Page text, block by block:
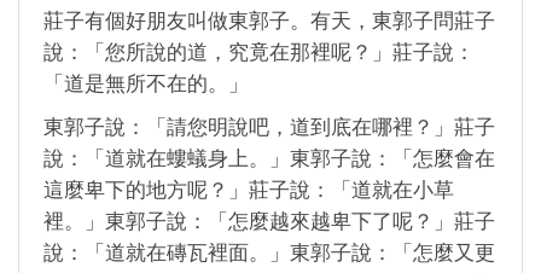
莊子有個好朋友叫做東郭子。有天，東郭子問莊子
說：「您所說的道，究竟在那裡呢？」莊子說：
「道是無所不在的。」
東郭子說：「請您明說吧，道到底在哪裡？」莊子
說：「道就在螻蟻身上。」東郭子說：「怎麼會在
這麼卑下的地方呢？」莊子說：「道就在小草
裡。」東郭子說：「怎麼越來越卑下了呢？」莊子
說：「道就在磚瓦裡面。」東郭子說：「怎麼又更